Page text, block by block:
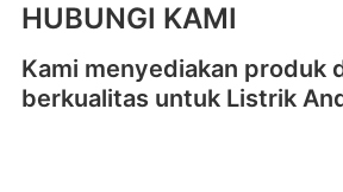
HUBUNGI KAMI
Kami menyediakan produk
berkualitas untuk Listrik